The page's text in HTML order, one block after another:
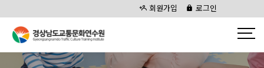
회원가입 로그인